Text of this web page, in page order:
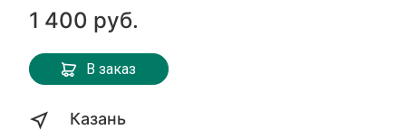
1 400 руб.
В заказ
Казань